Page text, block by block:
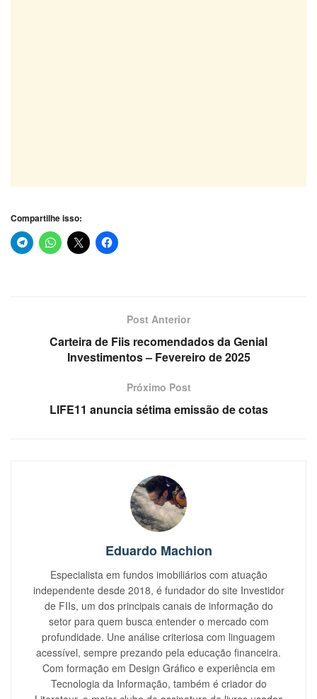
Compartilhe isso:
Post Anterior
Carteira de Fiis recomendados da Genial
Investimentos – Fevereiro de 2025
Próximo Post
LIFE11 anuncia sétima emissão de cotas
Eduardo Machion
Especialista em fundos imobiliários com atuação
independente desde 2018, é fundador do site Investidor
de FIIs, um dos principais canais de informação do
setor para quem busca entender o mercado com
profundidade. Une análise criteriosa com linguagem
acessível, sempre prezando pela educação financeira.
Com formação em Design Gráfico e experiência em
Tecnologia da Informação, também é criador do